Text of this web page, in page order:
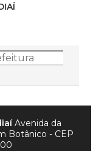
Avenida da
Botânico - CEP